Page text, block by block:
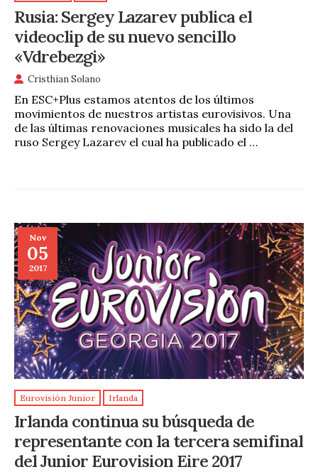
Rusia: Sergey Lazarev publica el
videoclip de su nuevo sencillo
«Vdrebezgi»
Cristhian Solano
En ESC+Plus estamos atentos de los últimos
movimientos de nuestros artistas eurovisivos. Una
de las últimas renovaciones musicales ha sido la del
ruso Sergey Lazarev el cual ha publicado el …
Nov
05
2017
Eurovisión Junior Irlanda
Irlanda continua su búsqueda de
representante con la tercera semifinal
del Junior Eurovision Eire 2017